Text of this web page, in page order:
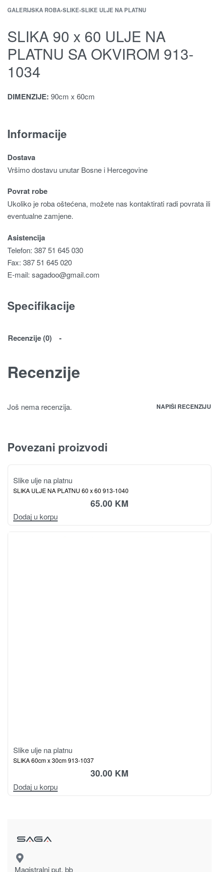
GALERIJSKA ROBA›SLIKE›SLIKE ULJE NA PLATNU
SLIKA 90 x 60 ULJE NA
PLATNU SA OKVIROM 913-
1034
DIMENZIJE: 90cm x 60cm
Informacije
Dostava
Vršimo dostavu unutar Bosne i Hercegovine
Povrat robe
Ukoliko je roba oštećena, možete nas kontaktirati radi povrata ili
eventualne zamjene.
Asistencija
Telefon: 387 51 645 030
Fax: 387 51 645 020
E-mail: sagadoo@gmail.com
Specifikacije
Recenzije (0)
Recenzije
Još nema recenzija. NAPIŠI RECENZIJU
Povezani proizvodi